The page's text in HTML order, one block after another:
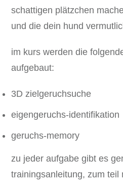
schattigen plätzchen
und die dein hund
im kurs werden die
aufgebaut:
3D zielgeruchsuche
eigengeruchs-identifikation
geruchs-memory
zu jeder aufgabe gibt es
trainingsanleitung, zum teil